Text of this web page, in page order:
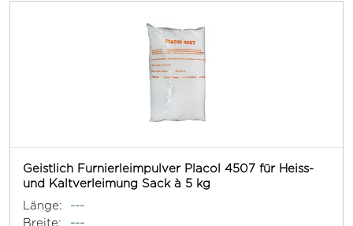
Geistlich Furnierleimpulver Placol 4507 für Heiss-
und Kaltverleimung Sack à 5 kg
Länge:
---
Breite:
---